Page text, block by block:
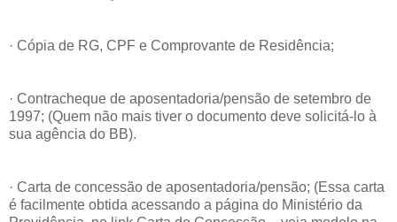
· Cópia de RG, CPF e Comprovante de Residência;
· Contracheque de aposentadoria/pensão de setembro de
1997; (Quem não mais tiver o documento deve solicitá-lo à
sua agência do BB).
· Carta de concessão de aposentadoria/pensão; (Essa carta
é facilmente obtida acessando a página do Ministério da